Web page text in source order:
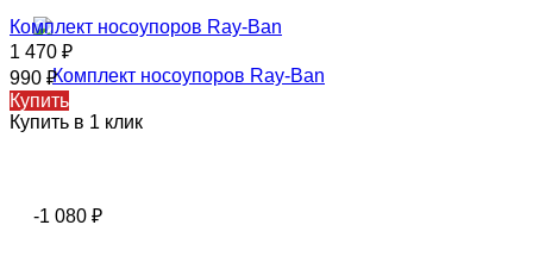
Комплект носоупоров Ray-Ban
1 470 ₽
990 ₽
Купить
Купить в 1 клик
-1 080 ₽